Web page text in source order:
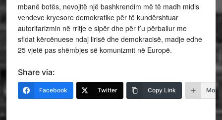
mbanë botës, nevojitë një bashkrendim më të madh midis
vendeve kryesore demokratike për të kundërshtuar
autoritarizmin në rritje e sipër dhe për t’u përballur me
sfidat kërcënuese ndaj lirisë dhe demokracisë, madje edhe
25 vjetë pas shëmbjes së komunizmit në Europë.
Share via:
Facebook Twitter Copy Link More